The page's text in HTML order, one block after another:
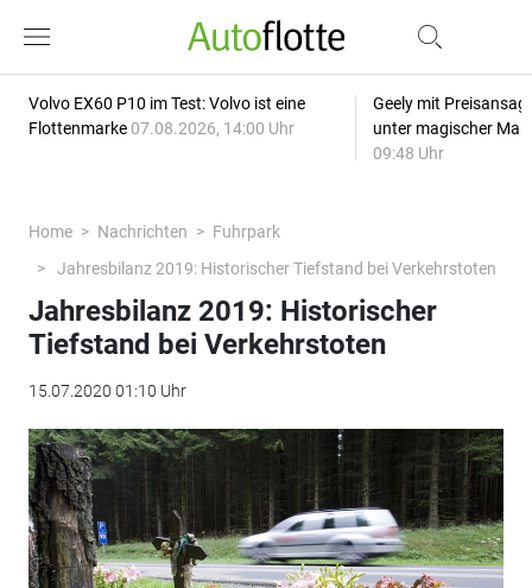
Volvo EX60 P10 im Test: Volvo ist eine
Flottenmarke 07.08.2026, 14:00 Uhr
Geely mit
unter magischer
09:48 Uhr
Home Nachrichten
Fuhrpark
Jahresbilanz 2019: Historischer Tiefstand bei Verkehrstoten
Jahresbilanz 2019: Historischer
Tiefstand bei Verkehrstoten
15.07.2020 01:10 Uhr